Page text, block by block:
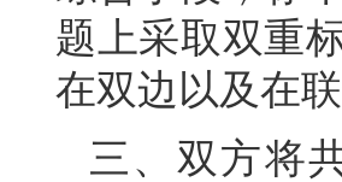
题上采取双重
在双边以及在
三、双方将